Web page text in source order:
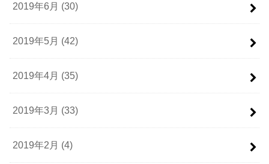
2019年6月 (30)
2019年5月 (42)
2019年4月 (35)
2019年3月 (33)
2019年2月 (4)